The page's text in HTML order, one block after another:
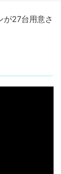
が27台用意さ